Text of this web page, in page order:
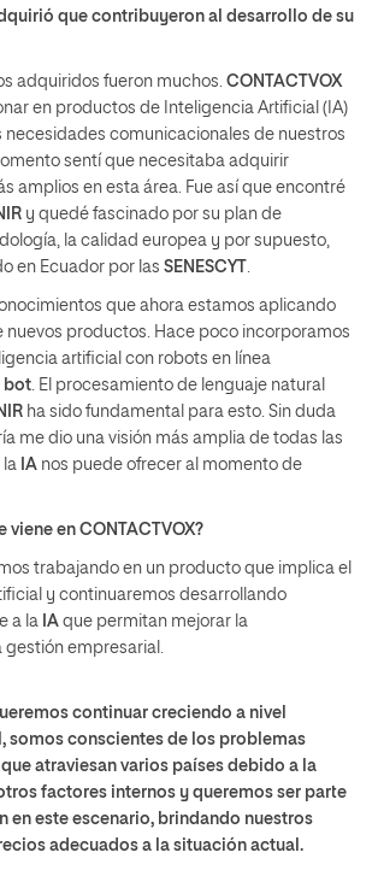
que contribuyeron al desarrollo de su
adquiridos fueron muchos. CONTACTVOX
en productos de Inteligencia Artificial (IA)
necesidades comunicacionales de nuestros
sentí que necesitaba adquirir
amplios en esta área. Fue así que encontré
y quedé fascinado por su plan de
la calidad europea y por supuesto,
en Ecuador por las SENESCYT.
que ahora estamos aplicando
nuevos productos. Hace poco incorporamos
artificial con robots en línea
bot. El procesamiento de lenguaje natural
ha sido fundamental para esto. Sin duda
me dio una visión más amplia de todas las
la IA nos puede ofrecer al momento de
viene en CONTACTVOX?
trabajando en un producto que implica el
y continuaremos desarrollando
a la IA que permitan mejorar la
gestión empresarial.
continuar creciendo a nivel
somos conscientes de los problemas
atraviesan varios países debido a la
factores internos y queremos ser parte
en este escenario, brindando nuestros
adecuados a la situación actual.